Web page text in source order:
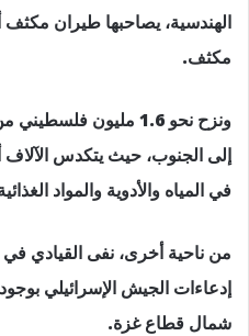
الهندسية، يصاحبها طيران مكثف
مكثف.
ونزح نحو 1.6 مليون
إلى الجنوب، حيث يتكدس
في المياه والأدوية والمواد
من ناحية أخرى، نفى القيادي
إدعاءات الجيش الإسرائيلي
شمال قطاع غزة.